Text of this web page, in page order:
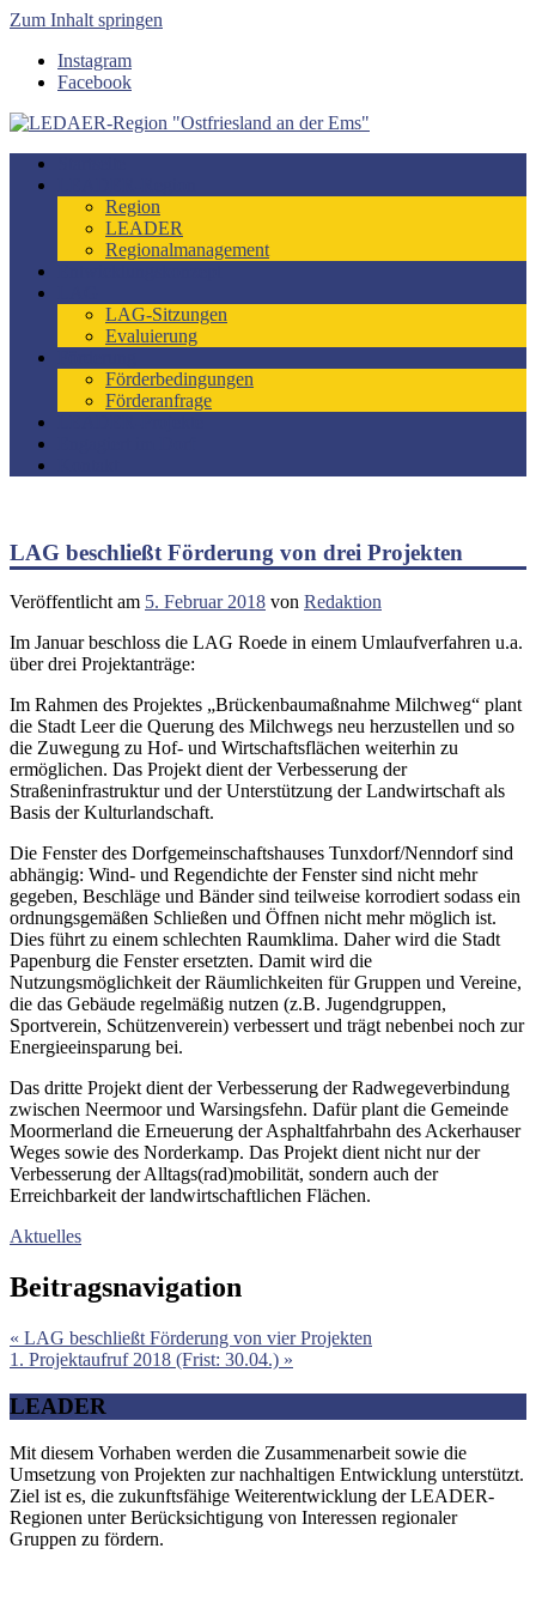
Zum Inhalt springen
Instagram
Facebook
LEDAER-Region "Ostfriesland an der Ems"
Förderzeitraum 2023-2027
Region
LEADER
Regionalmanagement
LAG-Sitzungen
Evaluierung
Förderbedingungen
Förderanfrage
LAG beschließt Förderung von drei Projekten
Veröffentlicht am 5. Februar 2018 von Redaktion
Im Januar beschloss die LAG Roede in einem Umlaufverfahren u.a.
über drei Projektanträge:
Im Rahmen des Projektes „Brückenbaumaßnahme Milchweg“ plant
die Stadt Leer die Querung des Milchwegs neu herzustellen und so
die Zuwegung zu Hof- und Wirtschaftsflächen weiterhin zu
ermöglichen. Das Projekt dient der Verbesserung der
Straßeninfrastruktur und der Unterstützung der Landwirtschaft als
Basis der Kulturlandschaft.
Die Fenster des Dorfgemeinschaftshauses Tunxdorf/Nenndorf sind
abhängig: Wind- und Regendichte der Fenster sind nicht mehr
gegeben, Beschläge und Bänder sind teilweise korrodiert sodass ein
ordnungsgemäßen Schließen und Öffnen nicht mehr möglich ist.
Dies führt zu einem schlechten Raumklima. Daher wird die Stadt
Papenburg die Fenster ersetzten. Damit wird die
Nutzungsmöglichkeit der Räumlichkeiten für Gruppen und Vereine,
die das Gebäude regelmäßig nutzen (z.B. Jugendgruppen,
Sportverein, Schützenverein) verbessert und trägt nebenbei noch zur
Energieeinsparung bei.
Das dritte Projekt dient der Verbesserung der Radwegeverbindung
zwischen Neermoor und Warsingsfehn. Dafür plant die Gemeinde
Moormerland die Erneuerung der Asphaltfahrbahn des Ackerhauser
Weges sowie des Norderkamp. Das Projekt dient nicht nur der
Verbesserung der Alltags(rad)mobilität, sondern auch der
Erreichbarkeit der landwirtschaftlichen Flächen.
Aktuelles
Beitragsnavigation
« LAG beschließt Förderung von vier Projekten
1. Projektaufruf 2018 (Frist: 30.04.) »
LEADER
Mit diesem Vorhaben werden die Zusammenarbeit sowie die
Umsetzung von Projekten zur nachhaltigen Entwicklung unterstützt.
Ziel ist es, die zukunftsfähige Weiterentwicklung der LEADER-
Regionen unter Berücksichtigung von Interessen regionaler
Gruppen zu fördern.